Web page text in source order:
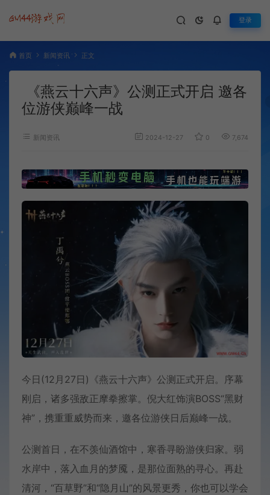
登录
首页 新闻资讯 正文
《燕云十六声》公测正式开启 邀各
位游侠巅峰一战
新闻资讯 2024-12-27 0 7,674
今日(12月27日)《燕云十六声》公测正式开启。序幕
刚启，诸多强敌正摩拳擦掌。倪大红饰演BOSS“黑财
神”，携重重威势而来，邀各位游侠日后巅峰一战。
公测首日，在不羡仙酒馆中，寒香寻盼游侠归家。弱
水岸中，落入血月的梦魇，是那位面熟的寻心。再赴
清河，“百草野”和“隐月山”的风景更秀，你也可以学会